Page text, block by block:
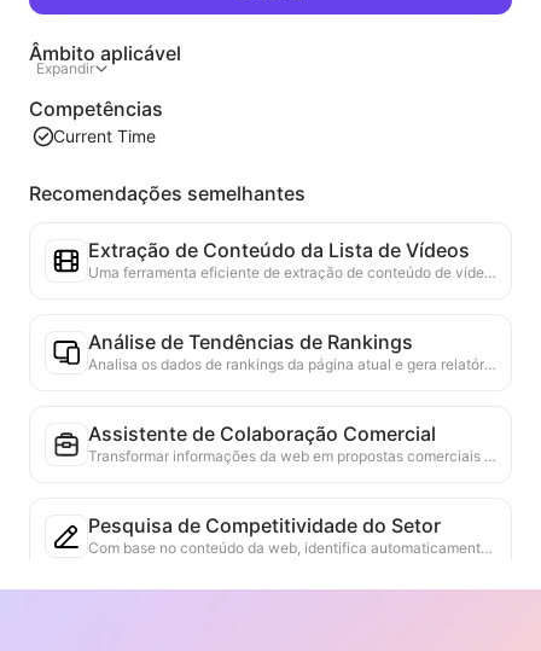
Âmbito aplicável
Expandir
Competências
Current Time
Recomendações semelhantes
Extração de Conteúdo da Lista de Vídeos
Uma ferramenta eficiente de extração de conteúdo de vídeo da web, capaz de escanear rapidamente páginas da web e organizar as informações de vídeo em uma tabela Markdown estruturada.
Análise de Tendências de Rankings
Analisa os dados de rankings da página atual e gera relatórios de tendências. Identifica categorias populares, tipos de produtos em rápida ascensão e tecnologias emergentes. Fornece insights de mercado em tempo real para ajudar a entender as últimas tendências de produtos e movimentos de mercado.
Assistente de Colaboração Comercial
Transformar informações da web em propostas comerciais personalizadas, mensagens privadas de colaboração, fornecendo modelos prontos e guias de acompanhamento, simplificando o processo de colaboração.
Pesquisa de Competitividade do Setor
Com base no conteúdo da web, identifica automaticamente o setor em que a empresa opera e os principais concorrentes. Gera um relatório detalhado de análise do panorama competitivo, incluindo participação de mercado, comparação de produtos e análise SWOT, ajudando a entender a posição da empresa no setor.